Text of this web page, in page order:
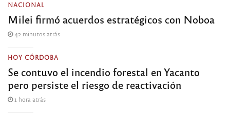
NACIONAL
Milei firmó acuerdos estratégicos con Noboa
42 minutos atrás
HOY CÓRDOBA
Se contuvo el incendio forestal en Yacanto
pero persiste el riesgo de reactivación
1 hora atrás